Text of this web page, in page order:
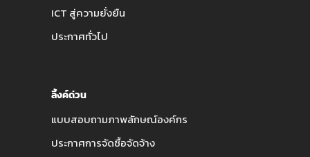
ICT สู่ความยั่งยืน
ประกาศทั่วไป
ลิ้งค์ด่วน
แบบสอบถามภาพลักษณ์องค์กร
ประกาศการจัดซื้อจัดจ้าง